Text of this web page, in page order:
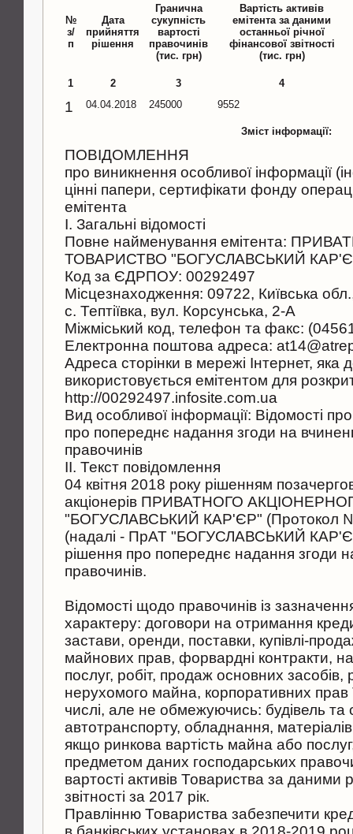
№
з/
п
Дата
прийняття
рішення
Гранична
сукупність
вартості
правочинів
(тис. грн)
Вартість активів
емітента за даними
останньої річної
фінансової звітності
(тис. грн)
1 2 3 4
1 04.04.2018 245000 9552
Зміст інформації:
ПОВІДОМЛЕННЯ
про виникнення особливої інформації
цінні папери, сертифікати фонду
емітента
I. Загальні відомості
Повне найменування емітента:
ТОВАРИСТВО "БОГУСЛАВСЬКИЙ
Код за ЄДРПОУ: 00292497
Місцезнаходження: 09722, Київська
с. Тептіївка, вул. Корсунська, 2-А
Міжміський код, телефон та факс:
Електронна поштова адреса:
Адреса сторінки в мережі Інтернет, яка
використовується емітентом для
http://00292497.infosite.com.ua
Вид особливої інформації: Відомості
про попереднє надання згоди на
правочинів
II. Текст повідомлення
04 квітня 2018 року рішенням
акціонерів ПРИВАТНОГО
"БОГУСЛАВСЬКИЙ КАР'ЄР" (Протокол №
(надалі - ПрАТ "БОГУСЛАВСЬКИЙ
рішення про попереднє надання згоди
правочинів.
Відомості щодо правочинів із
характеру: договори на отримання
застави, оренди, поставки, купівлі-
майнових прав, форвардні контракти,
послуг, робіт, продаж основних засобів,
нерухомого майна, корпоративних
числі, але не обмежуючись: будівель та
автотранспорту, обладнання,
якщо ринкова вартість майна або
предметом даних господарських
вартості активів Товариства за даними
звітності за 2017 рік.
Правлінню Товариства забезпечити